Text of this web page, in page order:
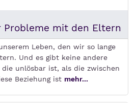
Probleme mit den Eltern
Leben, den wir so lange
Und es gibt keine andere
unlösbar ist, als die zwischen
Beziehung ist mehr...